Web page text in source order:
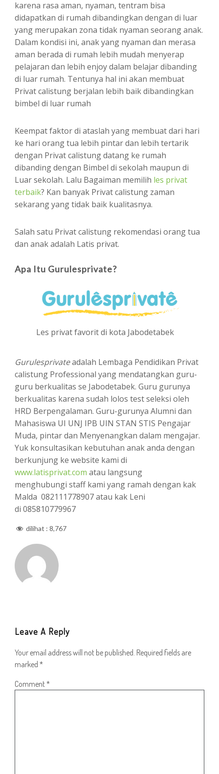
karena rasa aman, nyaman, tentram bisa
didapatkan di rumah dibandingkan dengan di luar
yang merupakan zona tidak nyaman seorang anak.
Dalam kondisi ini, anak yang nyaman dan merasa
aman berada di rumah lebih mudah menyerap
pelajaran dan lebih enjoy dalam belajar dibanding
di luar rumah. Tentunya hal ini akan membuat
Privat calistung berjalan lebih baik dibandingkan
bimbel di luar rumah
Keempat faktor di ataslah yang membuat dari hari
ke hari orang tua lebih pintar dan lebih tertarik
dengan Privat calistung datang ke rumah
dibanding dengan Bimbel di sekolah maupun di
Luar sekolah. Lalu Bagaiman memilih les privat
terbaik? Kan banyak Privat calistung zaman
sekarang yang tidak baik kualitasnya.
Salah satu Privat calistung rekomendasi orang tua
dan anak adalah Latis privat.
Apa Itu Gurulesprivate?
Les privat favorit di kota Jabodetabek
Gurulesprivateadalah Lembaga Pendidikan Privat
calistung Professional yang mendatangkan guru-
guru berkualitas se Jabodetabek. Guru gurunya
berkualitas karena sudah lolos test seleksi oleh
HRD Berpengalaman. Guru-gurunya Alumni dan
Mahasiswa UI UNJ IPB UIN STAN STIS Pengajar
Muda, pintar dan Menyenangkan dalam mengajar.
Yuk konsultasikan kebutuhan anak anda dengan
berkunjung ke website kami di
www.latisprivat.com atau langsung
menghubungi staff kami yang ramah dengan kak
Malda 082111778907 atau kak Leni
di 085810779967
dilihat : 8,767
Leave A Reply
Your email address will not be published. Required fields are
marked *
Comment*